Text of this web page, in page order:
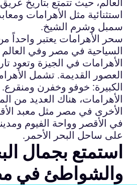
العالم، حيث تتمتع بتاريخ
استثنائية مثل الأهرامات
سمبل وشرم الشيخ.
سحر الأهرامات يعتبر واحداً
السياحية في مصر وفي العالم
الأهرامات في الجيزة وتعود
العصور القديمة. تشمل
الكبيرة: خوفو وخفرن ومنقرع.
الأهرامات، هناك العديد من
الأخرى في مصر مثل معبد
في الأقصر وواحة الفيوم
على ساحل البحر الأحمر.
استمتع بجمال
والشواطئ في